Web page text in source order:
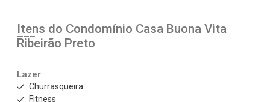
Itens do Condomínio Casa Buona Vita
Ribeirão Preto
Lazer
Churrasqueira
Fitness